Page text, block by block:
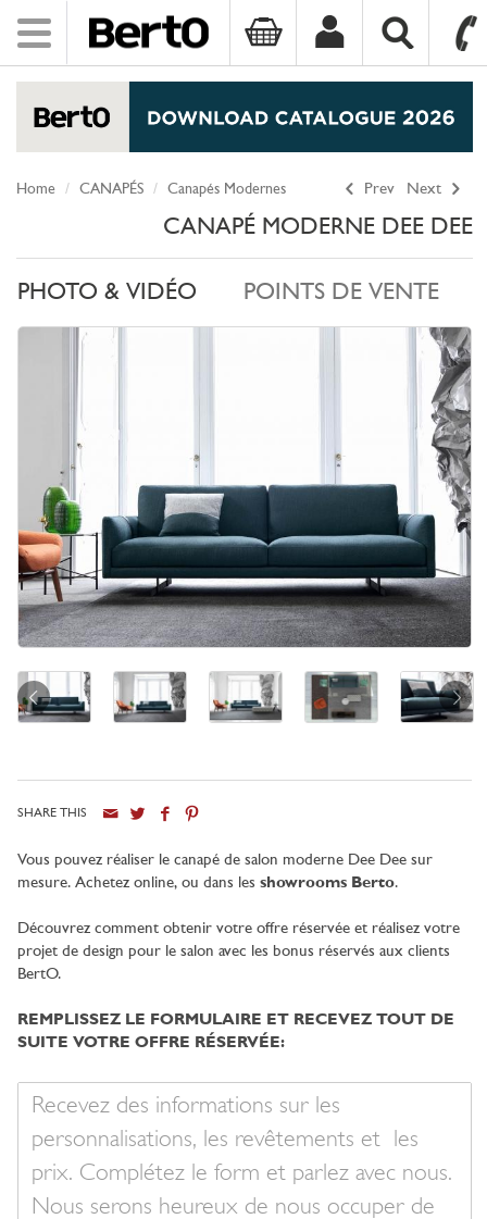
Toggle
navigation
Prev Next
Home CANAPÉS Canapés Modernes
CANAPÉ MODERNE DEE DEE
PHOTO & VIDÉO POINTS DE VENTE
SHARE THIS
Vous pouvez réaliser le canapé de salon moderne Dee Dee sur
mesure. Achetez online, ou dans les showrooms Berto.
Découvrez comment obtenir votre offre réservée et réalisez votre
projet de design pour le salon avec les bonus réservés aux clients
BertO.
REMPLISSEZ LE FORMULAIRE ET RECEVEZ TOUT DE
SUITE VOTRE OFFRE RÉSERVÉE:
message
Ville